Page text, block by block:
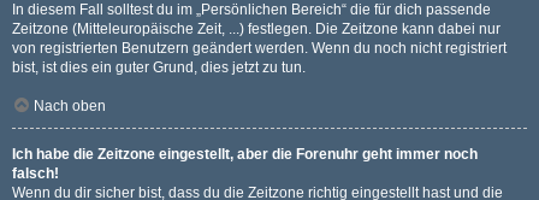
In diesem Fall solltest du im „Persönlichen Bereich“ die für dich passende
Zeitzone (Mitteleuropäische Zeit, ...) festlegen. Die Zeitzone kann dabei nur
von registrierten Benutzern geändert werden. Wenn du noch nicht registriert
bist, ist dies ein guter Grund, dies jetzt zu tun.
Nach oben
Ich habe die Zeitzone eingestellt, aber die Forenuhr geht immer noch
falsch!
Wenn du dir sicher bist, dass du die Zeitzone richtig eingestellt hast und die